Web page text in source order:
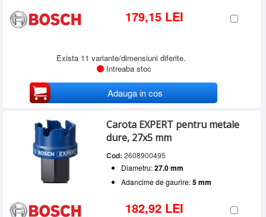
179,15 LEI
Exista 11 variante/dimensiuni diferite.
Intreaba stoc
Adauga in cos
Carota EXPERT pentru metale
dure, 27x5 mm
Cod: 2608900495
Diametru:27.0 mm
Adancime de gaurire:5 mm
182,92 LEI